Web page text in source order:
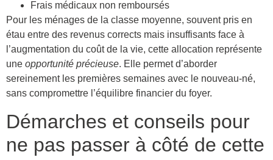
Frais médicaux non remboursés
Pour les ménages de la classe moyenne, souvent pris en
étau entre des revenus corrects mais insuffisants face à
l’augmentation du coût de la vie, cette allocation représente
une opportunité précieuse. Elle permet d’aborder
sereinement les premières semaines avec le nouveau-né,
sans compromettre l’équilibre financier du foyer.
Démarches et conseils pour
ne pas passer à côté de cette